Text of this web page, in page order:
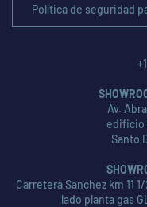
Política de seguridad
Av.
edificio
Santo
Carretera Sanchez km 11
lado planta gas